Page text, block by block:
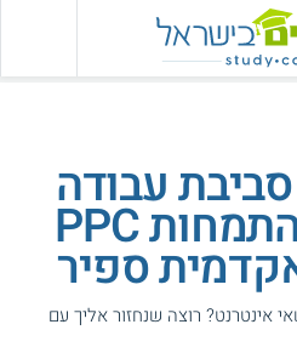
עבודה
דיגיטלית בהתמחות PPC
ספיר
אינטרנט? רוצה שנחזור אליך עם